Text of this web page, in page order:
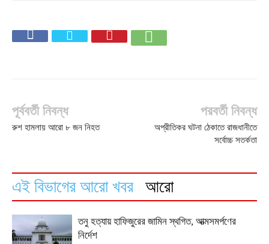
পূর্ববর্তী নিবন্ধ
রুশ হামলায় আরো ৮ জন নিহত
পরবর্তী নিবন্ধ
অপ্রীতিকর ঘটনা ঠেকাতে রাজধানীতে
সর্বোচ্চ সতর্কতা
এই বিভাগের আরো খবর আরো
তনু হত্যায় হাফিজুরের জামিন স্থগিত, আত্মসমর্পণের
নির্দেশ